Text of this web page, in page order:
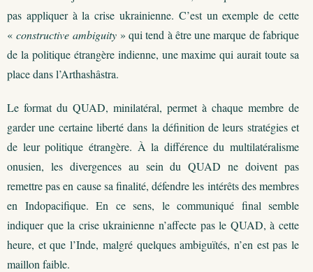
pas appliquer à la crise ukrainienne. C’est un exemple de cette
«constructive ambiguity» qui tend à être une marque de fabrique
de la politique étrangère indienne, une maxime qui aurait toute sa
place dans l’Arthashâstra.
Le format du QUAD, minilatéral, permet à chaque membre de
garder une certaine liberté dans la définition de leurs stratégies et
de leur politique étrangère. À la différence du multilatéralisme
onusien, les divergences au sein du QUAD ne doivent pas
remettre pas en cause sa finalité, défendre les intérêts des membres
en Indopacifique. En ce sens, le communiqué final semble
indiquer que la crise ukrainienne n’affecte pas le QUAD, à cette
heure, et que l’Inde, malgré quelques ambiguïtés, n’en est pas le
maillon faible.